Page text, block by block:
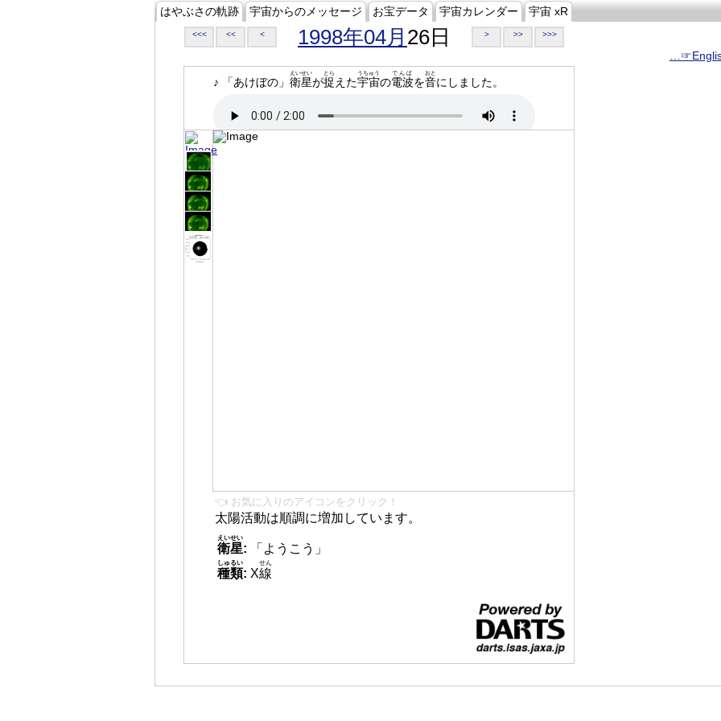
はやぶさの軌跡 宇宙からのメッセージ お宝データ 宇宙カレンダー 宇宙 xR
<<< << < 1998年04月 26日 > >> >>>
♪ 「あけぼの」 衛星
えいせい
が捉
とら
えた宇宙
うちゅう
の電波
でんぱ
を音
おと
にしました。
👈 お気に入りのアイコンをクリック！
太陽活動は順調に増加しています。
衛星
えいせい
:
「ようこう」
種類
しゅるい
: X線
せん